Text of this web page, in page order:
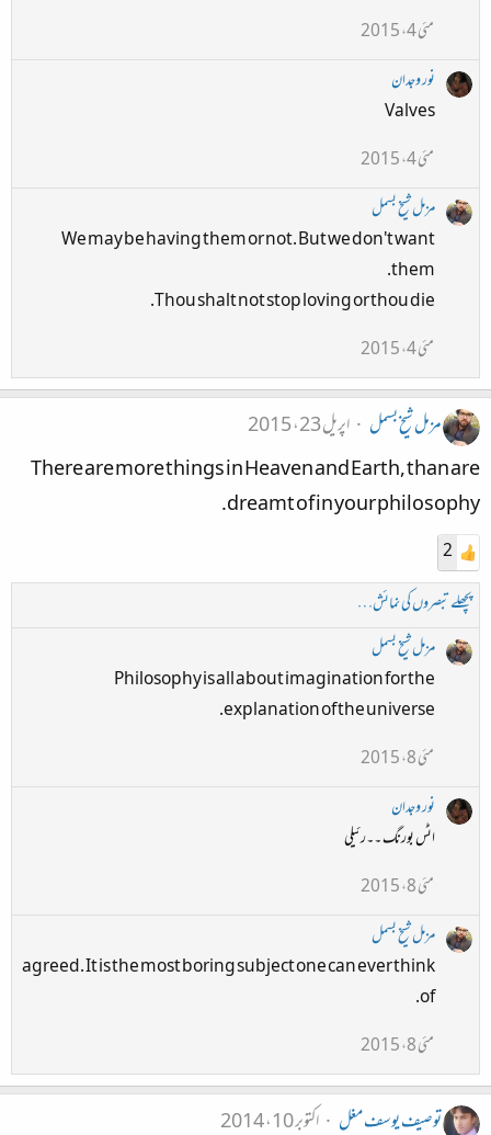
مئی 4، 2015
نور وجدان
Valves
مئی 4، 2015
مزمل شیخ بسمل
We may be having them or not. But we don't want
them.
Thou shalt not stop loving or thou die.
مئی 4، 2015
مزمل شیخ بسمل
اپریل 23، 2015
There are more things in Heaven and Earth, than are
dreamt of in your philosophy.
2
پچھلے تبصروں کی نمائش…
مزمل شیخ بسمل
Philosophy is all about imagination for the
explanation of the universe.
مئی 8، 2015
نور وجدان
اٹس بورنگ ۔۔رئیلی
مئی 8، 2015
مزمل شیخ بسمل
agreed. It is the most boring subject one can ever think
of.
مئی 8، 2015
توصیف یوسف مغل اکتوبر 10، 2014